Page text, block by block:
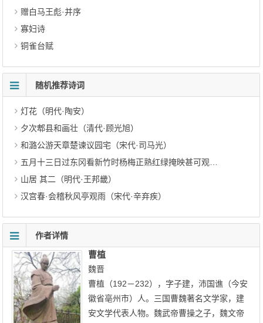
赠白马王彪·并序
寡妇诗
铜雀台赋
随机推荐诗词
灯花（明代·陶安）
夕次郫县和画壮（清代·顾光旭）
和潞公游天章楚谏议园宅（宋代·司马光）
五月十三日过东冈看新竹时杨梅正熟红绿掩映甚可观也诗因及之（明代·王鏊）
山居 其二（明代·王邦畿）
汉宫春·会稽秋风亭观雨（宋代·辛弃疾）
作者详情
曹植
魏晋
曹植（192－232），字子建，沛国谯（今安
徽省亳州市）人。三国曹魏著名文学家，建
安文学代表人物。魏武帝曹操之子，魏文帝